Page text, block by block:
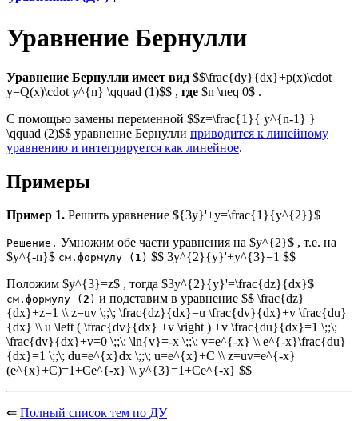
Уравнение Бернулли
Уравнение Бернулли имеет вид $$\frac{dy}{dx}+p(x)\cdot
y=Q(x)\cdot y^{n} \qquad (1)$$ , где $n \neq 0$ .
С помощью замены переменной $$z=\frac{1}{ y^{n-1} }
\qquad (2)$$ уравнение Бернулли приводится к линейному
уравнению и интегрируется как линейное.
Примеры
Пример 1. Решить уравнение ${3y}'+y=\frac{1}{y^{2}}$
Решение. Умножим обе части уравнения на $y^{2}$ , т.е. на
$y^{-n}$ см.формулу ( 1) $$ 3y^{2}{y}'+y^{3}=1 $$
Положим $y^{3}=z$ , тогда $3y^{2}{y}'=\frac{dz}{dx}$
см.формулу ( 2 ) и подставим в уравнение $$ \frac{dz}
{dx}+z=1 \\ z=uv \;;\; \frac{dz}{dx}=u \frac{dv}{dx}+v \frac{du}
{dx} \\ u \left ( \frac{dv}{dx} +v \right ) +v \frac{du}{dx}=1 \;;\;
\frac{dv}{dx}+v=0 \;;\; \ln{v}=-x \;;\; v=e^{-x} \\ e^{-x}\frac{du}
{dx}=1 \;;\; du=e^{x}dx \;;\; u=e^{x}+C \\ z=uv=e^{-x}
(e^{x}+C)=1+Ce^{-x} \\ y^{3}=1+Ce^{-x} $$
⇐ Полный список тем по ДУ